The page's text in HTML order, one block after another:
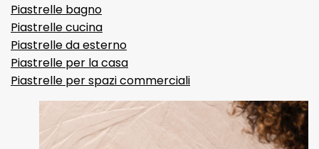
Piastrelle bagno
Piastrelle cucina
Piastrelle da esterno
Piastrelle per la casa
Piastrelle per spazi commerciali